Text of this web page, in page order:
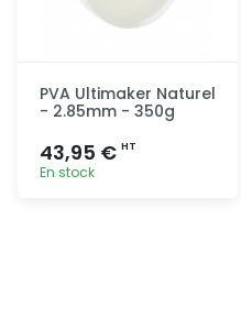
PVA Ultimaker Naturel
- 2.85mm - 350g
43,95 € HT
En stock